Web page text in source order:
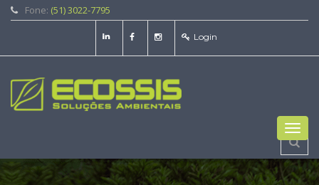
Fone: (51) 3022-7795
Login